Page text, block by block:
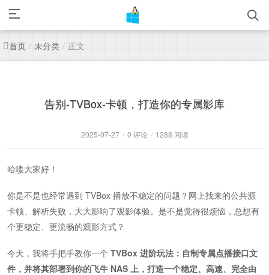
首页 / 未分类 / 正文
告别-TVBox-卡顿，打造你的专属影库
2025-07-27 / 0 评论 / 1288 阅读
哈喽大家好！
你是不是也经常遇到 TVBox 播放不稳定的问题？网上找来的公共源
卡顿、解析失败，大大影响了观影体验。是不是觉得很烦恼，总想有
个更稳定、更流畅的观影方式？
今天，我将手把手教你一个 TVBox 进阶玩法：自制专属点播接口文
件，并将其部署到你的飞牛 NAS 上，打造一个稳定、高速、完全由